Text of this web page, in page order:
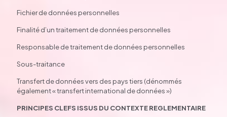
Fichier de données personnelles
Finalité d’un traitement de données personnelles
Responsable de traitement de données personnelles
Sous-traitance
Transfert de données vers des pays tiers (dénommés
également « transfert international de données »)
PRINCIPES CLEFS ISSUS DU CONTEXTE REGLEMENTAIRE